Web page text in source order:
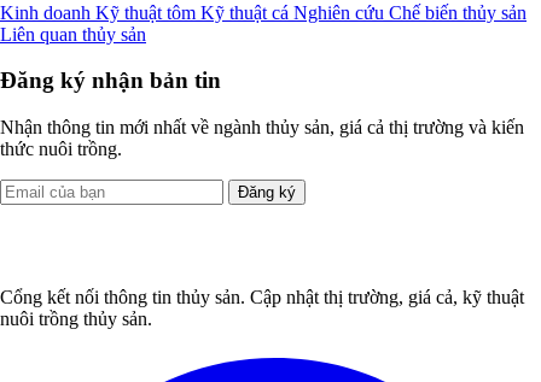
Kinh doanh Kỹ thuật tôm Kỹ thuật cá Nghiên cứu Chế biến thủy sản
Liên quan thủy sản
Đăng ký nhận bản tin
Nhận thông tin mới nhất về ngành thủy sản, giá cả thị trường và kiến
thức nuôi trồng.
Đăng ký
Cổng kết nối thông tin thủy sản. Cập nhật thị trường, giá cả, kỹ thuật
nuôi trồng thủy sản.